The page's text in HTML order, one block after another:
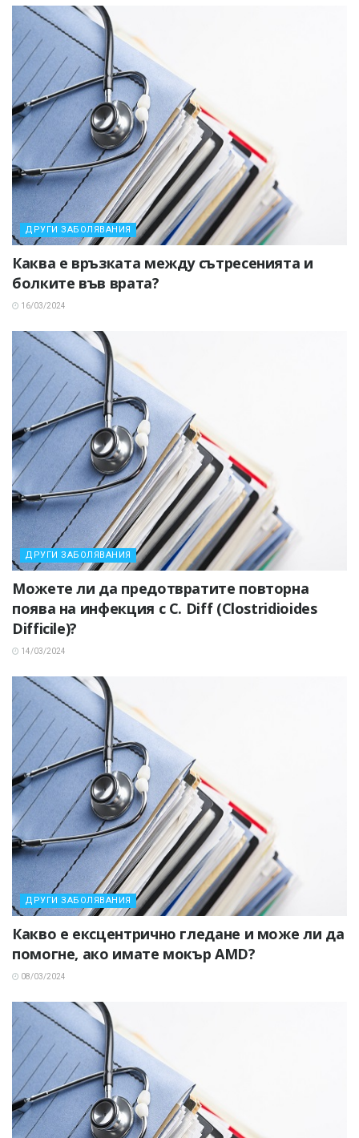
ДРУГИ ЗАБОЛЯВАНИЯ
Каква е връзката между сътресенията и
болките във врата?
16/03/2024
ДРУГИ ЗАБОЛЯВАНИЯ
Можете ли да предотвратите повторна
поява на инфекция с C. Diff (Clostridioides
Difficile)?
14/03/2024
ДРУГИ ЗАБОЛЯВАНИЯ
Какво е ексцентрично гледане и може ли да
помогне, ако имате мокър AMD?
08/03/2024